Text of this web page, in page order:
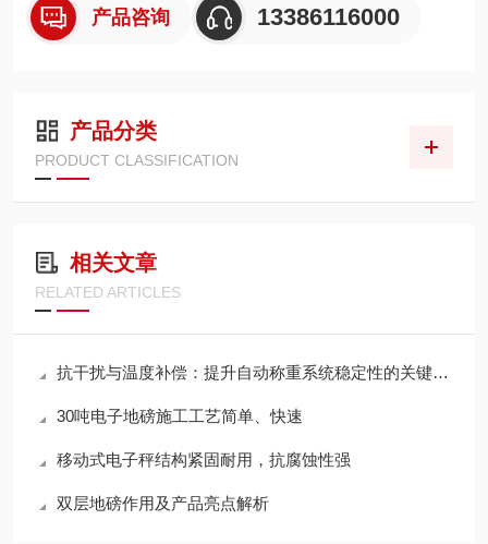
2.120吨地磅产品特点：
秤台面板选用优质
产品咨询 13386116000
产品分类
PRODUCT CLASSIFICATION
相关文章
RELATED ARTICLES
抗干扰与温度补偿：提升自动称重系统稳定性的关键技术
30吨电子地磅施工工艺简单、快速
移动式电子秤结构紧固耐用，抗腐蚀性强
双层地磅作用及产品亮点解析